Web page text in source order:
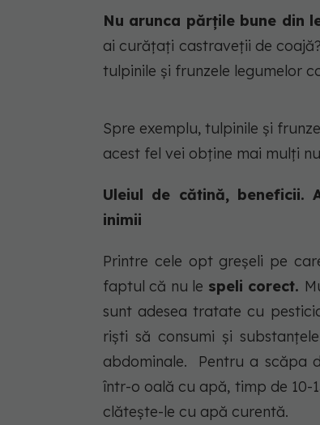
Nu arunca părțile bune din
ai curățați castraveții de
tulpinile și frunzele legumelor
Spre exemplu, tulpinile și
acest fel vei obține mai mulți
Uleiul de cătină, beneficii.
inimii
Printre cele opt greșeli pe
faptul că nu le speli corect.
sunt adesea tratate cu
riști să consumi și
abdominale. Pentru a scăpa
într-o oală cu apă, timp de 10-
clătește-le cu apă curentă.